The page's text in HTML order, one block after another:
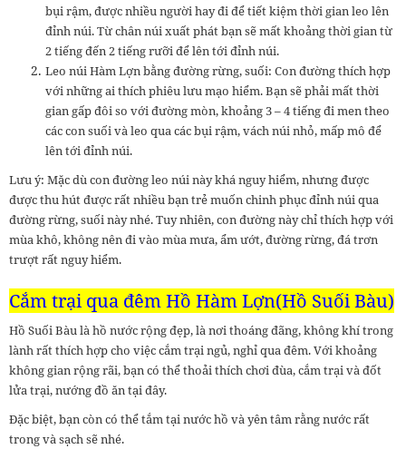
bụi rậm, được nhiều người hay đi để tiết kiệm thời gian leo lên
đỉnh núi. Từ chân núi xuất phát bạn sẽ mất khoảng thời gian từ
2 tiếng đến 2 tiếng rưỡi để lên tới đỉnh núi.
Leo núi Hàm Lợn bằng đường rừng, suối: Con đường thích hợp
với những ai thích phiêu lưu mạo hiểm. Bạn sẽ phải mất thời
gian gấp đôi so với đường mòn, khoảng 3 – 4 tiếng đi men theo
các con suối và leo qua các bụi rậm, vách núi nhỏ, mấp mô để
lên tới đỉnh núi.
Lưu ý: Mặc dù con đường leo núi này khá nguy hiểm, nhưng được
được thu hút được rất nhiều bạn trẻ muốn chinh phục đỉnh núi qua
đường rừng, suối này nhé. Tuy nhiên, con đường này chỉ thích hợp với
mùa khô, không nên đi vào mùa mưa, ẩm ướt, đường rừng, đá trơn
trượt rất nguy hiểm.
Cắm trại qua đêm Hồ Hàm Lợn(Hồ Suối Bàu)
Hồ Suối Bàu là hồ nước rộng đẹp, là nơi thoáng đãng, không khí trong
lành rất thích hợp cho việc cắm trại ngủ, nghỉ qua đêm. Với khoảng
không gian rộng rãi, bạn có thể thoải thích chơi đùa, cắm trại và đốt
lửa trại, nướng đồ ăn tại đây.
Đặc biệt, bạn còn có thể tắm tại nước hồ và yên tâm rằng nước rất
trong và sạch sẽ nhé.